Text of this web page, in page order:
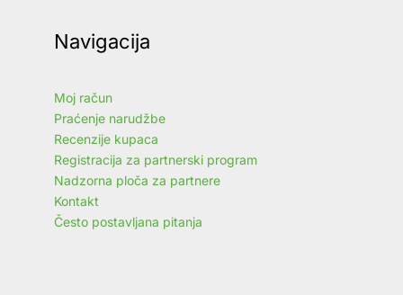
Navigacija
Moj račun
Praćenje narudžbe
Recenzije kupaca
Registracija za partnerski program
Nadzorna ploča za partnere
Kontakt
Često postavljana pitanja